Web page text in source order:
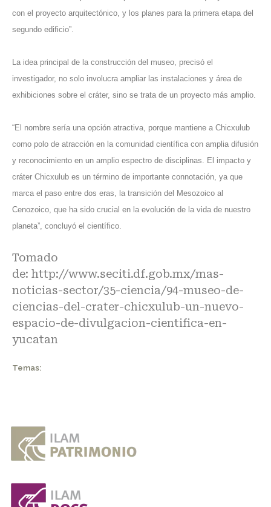
con el proyecto arquitectónico, y los planes para la primera etapa del
segundo edificio”.
La idea principal de la construcción del museo, precisó el
investigador, no solo involucra ampliar las instalaciones y área de
exhibiciones sobre el cráter, sino se trata de un proyecto más amplio.
“El nombre sería una opción atractiva, porque mantiene a Chicxulub
como polo de atracción en la comunidad científica con amplia difusión
y reconocimiento en un amplio espectro de disciplinas. El impacto y
cráter Chicxulub es un término de importante connotación, ya que
marca el paso entre dos eras, la transición del Mesozoico al
Cenozoico, que ha sido crucial en la evolución de la vida de nuestro
planeta”, concluyó el científico.
Tomado
de: http://www.seciti.df.gob.mx/mas-
noticias-sector/35-ciencia/94-museo-de-
ciencias-del-crater-chicxulub-un-nuevo-
espacio-de-divulgacion-cientifica-en-
yucatan
Temas: